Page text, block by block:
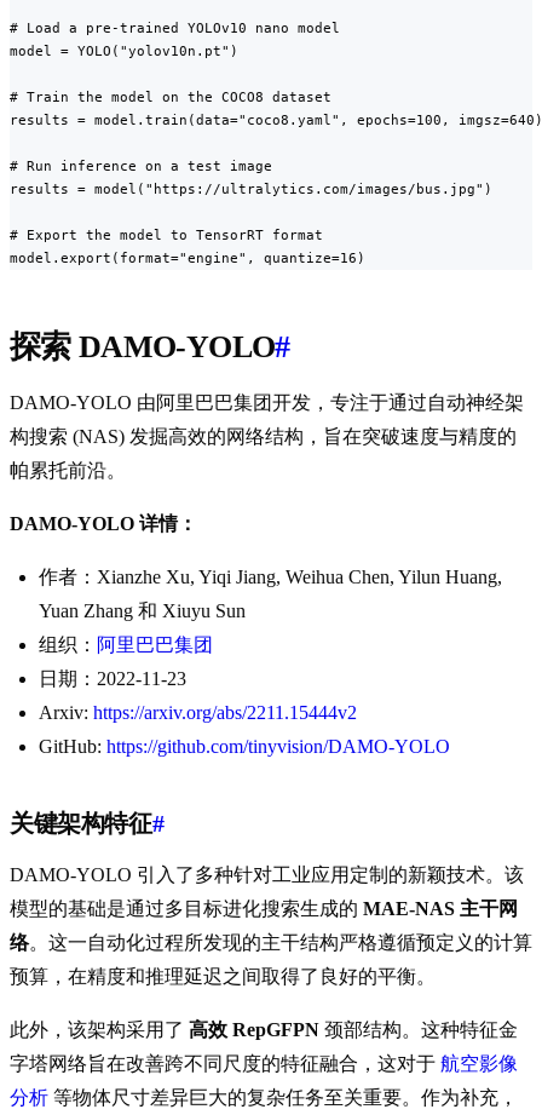
# Load a pre-trained YOLOv10 nano model
model = YOLO("yolov10n.pt")
# Train the model on the COCO8 dataset
results = model.train(data="coco8.yaml", epochs=100, imgsz=640)
# Run inference on a test image
results = model("https://ultralytics.com/images/bus.jpg")
# Export the model to TensorRT format
model.export(format="engine", quantize=16)
探索 DAMO-YOLO#
DAMO-YOLO 由阿里巴巴集团开发，专注于通过自动神经架
构搜索 (NAS) 发掘高效的网络结构，旨在突破速度与精度的
帕累托前沿。
DAMO-YOLO 详情：
作者：Xianzhe Xu, Yiqi Jiang, Weihua Chen, Yilun Huang,
Yuan Zhang 和 Xiuyu Sun
组织： 阿里巴巴集团
日期：2022-11-23
Arxiv: https://arxiv.org/abs/2211.15444v2
GitHub: https://github.com/tinyvision/DAMO-YOLO
关键架构特征#
DAMO-YOLO 引入了多种针对工业应用定制的新颖技术。该
模型的基础是通过多目标进化搜索生成的 MAE-NAS 主干网
络。这一自动化过程所发现的主干结构严格遵循预定义的计算
预算，在精度和推理延迟之间取得了良好的平衡。
此外，该架构采用了 高效 RepGFPN 颈部结构。这种特征金
字塔网络旨在改善跨不同尺度的特征融合，这对于 航空影像
分析 等物体尺寸差异巨大的复杂任务至关重要。作为补充，